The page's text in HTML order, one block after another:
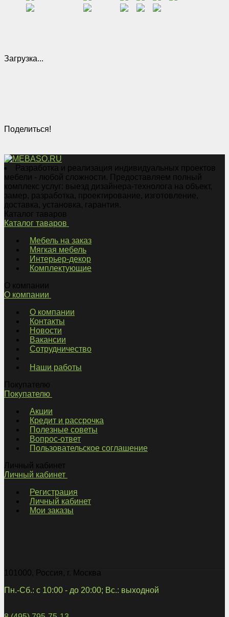
Загрузка...
Поделиться!
Разработка и реализация индивидуальных проектов
мебели - любой сложности. Предоставляем полный
комплекс услуг: выезд дизайнера-технолога на объект,
замер, разработка, проектирование, изготовление,
доставка, установка, гарантия.
Каталог таваров
Каталог таваров
Мебель на заказ
Мягкая мебель
Интерьер-декор
Комплектующие
О компании
О компании
О компании
Контакты
Новости
Вакансии
Сотрудничество
Наши работы
Покупателю
Покупателю
Акции
Кредит и рассрочка
Полезные советы
Вопрос-ответ
Пользовательское соглашение
Личный кабинет
Личный кабинет
Регистрация
Личный кабинет
Мои заказы
101000, Россия , г. Москва
Пн.-Сб.: с 10:00 - до 20:00; Вс.: выходной